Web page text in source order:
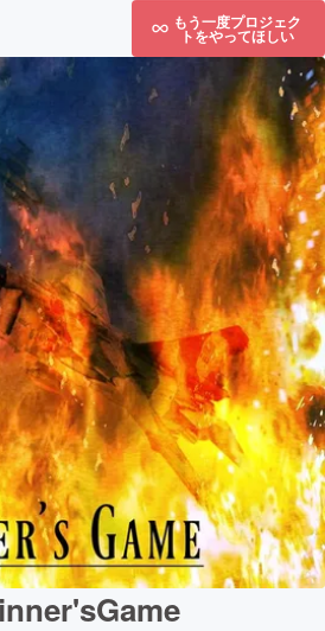
もう一度プロジェク
トをやってほしい